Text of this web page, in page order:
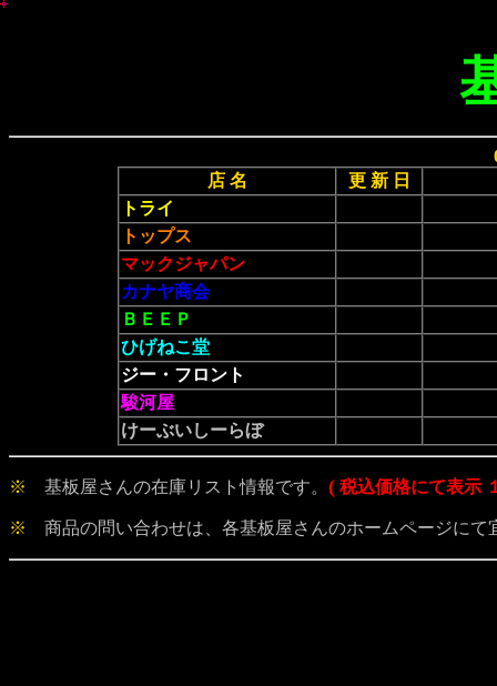
店 名
更 新 日
トライ
トップス
マックジャパン
カナヤ商会
ＢＥＥＰ
ひげねこ堂
ジー・フロント
駿河屋
けーぶいしーらぼ
※ 基板屋さんの在庫リスト情報です。 ( 税込価格にて表示
※ 商品の問い合わせは、各基板屋さんのホームページにて